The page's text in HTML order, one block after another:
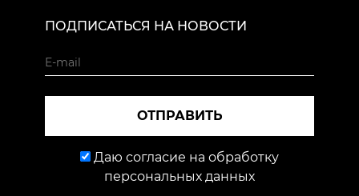
ПОДПИСАТЬСЯ НА НОВОСТИ
ОТПРАВИТЬ
Даю согласие на обработку
персональных данных